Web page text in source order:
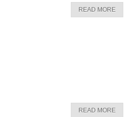
READ MORE
READ MORE